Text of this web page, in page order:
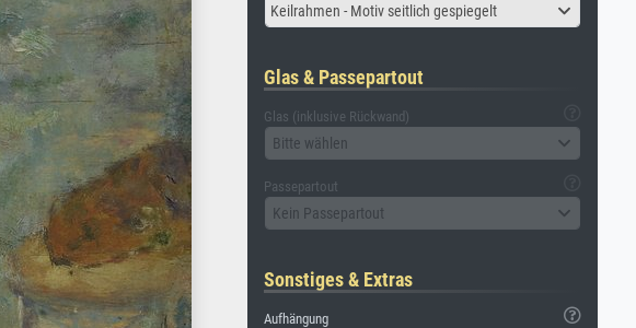
Keilrahmen - Motiv seitlich gespiegelt
Glas & Passepartout
Glas (inklusive Rückwand)
Bitte wählen
Passepartout
Kein Passepartout
Sonstiges & Extras
Aufhängung